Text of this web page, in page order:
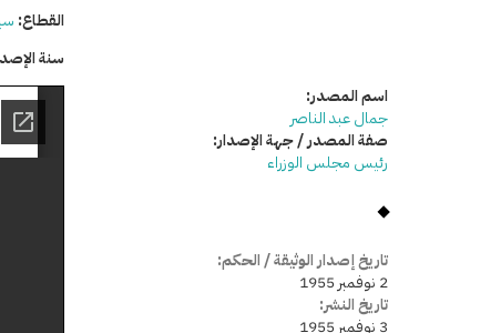
القطاع:
سنة
اسم المصدر:
جمال عبد الناصر
صفة المصدر / جهة الإصدار:
رئيس مجلس الوزراء
تاريخ إصدار الوثيقة / الحكم:
2 نوفمبر 1955
تاريخ النشر:
3 نوفمبر 1955